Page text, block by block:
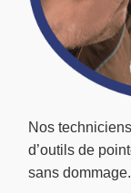
Nos
d’outils de
sans dommage.